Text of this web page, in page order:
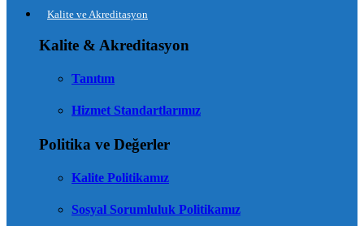
Kalite ve Akreditasyon
Kalite & Akreditasyon
Tanıtım
Hizmet Standartlarımız
Politika ve Değerler
Kalite Politikamız
Sosyal Sorumluluk Politikamız